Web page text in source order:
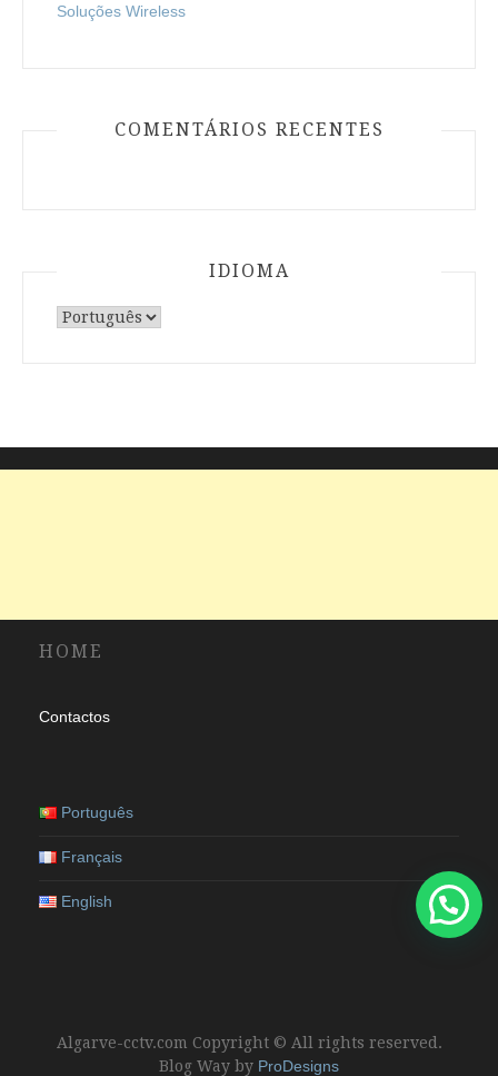
Soluções Wireless
COMENTÁRIOS RECENTES
IDIOMA
Escolha
HOME
Contactos
Português
Français
English
Algarve-cctv.com Copyright © All rights reserved.
Blog Way by ProDesigns